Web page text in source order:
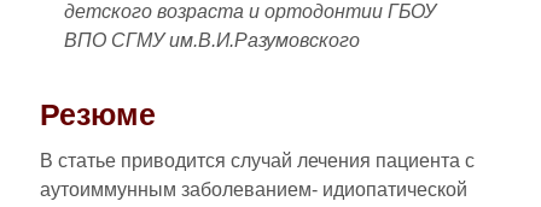
детского возраста и ортодонтии ГБОУ
ВПО СГМУ им.В.И.Разумовского
Резюме
В статье приводится случай лечения пациента с
аутоиммунным заболеванием- идиопатической